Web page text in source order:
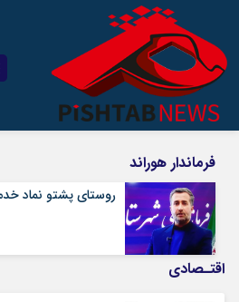
سروش
آپارات
رمز عبور
فرماندار هوراند
روستای پشتو نماد
اقتـصادی